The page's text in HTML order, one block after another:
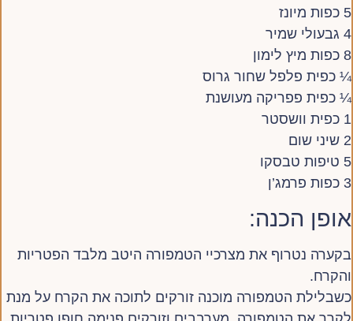
5 כפות מיונז
4 גבעולי שמיר
8 כפות מיץ לימון
¼ כפית פלפל שחור גרוס
¼ כפית פפריקה מעושנת
1 כפית וושסטר
2 שיני שום
5 טיפות טבסקו
3 כפות פרמג’ן
אופן הכנה:
בקערה נטרוף את מצרכיי הטמפורה היטב מלבד הפטריות
והקרח.
כשבלילת הטמפורה מוכנה זורקים לתוכה את הקרח על מנת